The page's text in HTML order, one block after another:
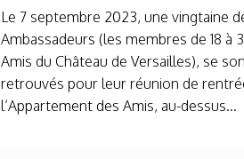
Le 7 septembre 2023, une vingtaine
Ambassadeurs (les membres de 18 à
Amis du Château de Versailles), se
retrouvés pour leur réunion de
l’Appartement des Amis, au-dessus...